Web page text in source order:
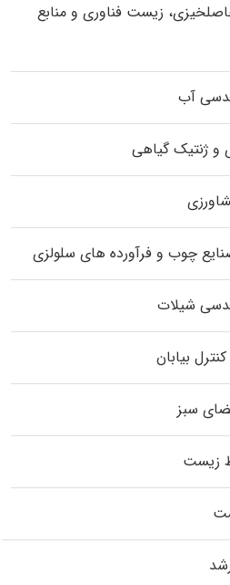
زیست فناوری و منابع
آب
و ژنتیک گیاهی
چوب و فرآورده‌ های سلولزی
شیلات
بیابان
سبز
زیست